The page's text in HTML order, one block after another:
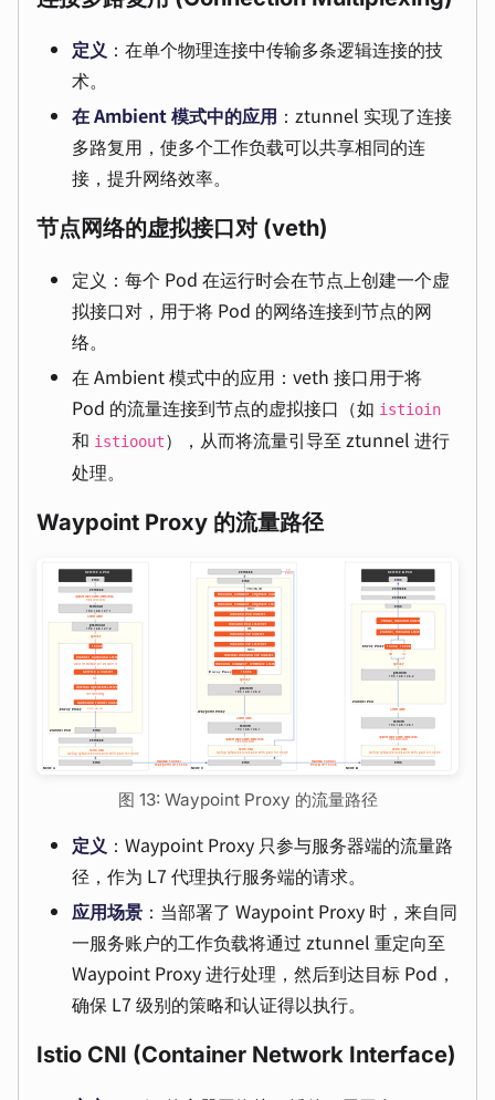
定义 ：在单个物理连接中传输多条逻辑连接的技
术。
在 Ambient 模式中的应用 ：ztunnel 实现了连接
多路复用，使多个工作负载可以共享相同的连
接，提升网络效率。
节点网络的虚拟接口对 (veth)
定义：每个 Pod 在运行时会在节点上创建一个虚
拟接口对，用于将 Pod 的网络连接到节点的网
络。
在 Ambient 模式中的应用：veth 接口用于将
Pod 的流量连接到节点的虚拟接口（如 istioin
和 istioout），从而将流量引导至 ztunnel 进行
处理。
Waypoint Proxy 的流量路径
图 13: Waypoint Proxy 的流量路径
定义 ：Waypoint Proxy 只参与服务器端的流量路
径，作为 L7 代理执行服务端的请求。
应用场景 ：当部署了 Waypoint Proxy 时，来自同
一服务账户的工作负载将通过 ztunnel 重定向至
Waypoint Proxy 进行处理，然后到达目标 Pod，
确保 L7 级别的策略和认证得以执行。
Istio CNI (Container Network Interface)